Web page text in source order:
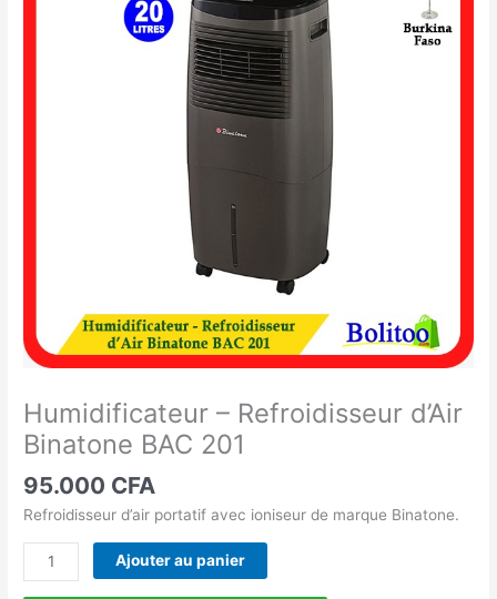
Humidificateur – Refroidisseur d’Air
Binatone BAC 201
95.000 CFA
Refroidisseur d’air portatif avec ioniseur de marque Binatone.
Ajouter au panier